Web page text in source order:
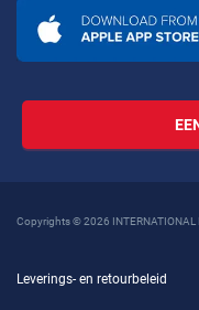
Copyrights © 2026 INTERNATIONAL
Leverings- en retourbeleid